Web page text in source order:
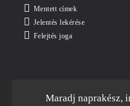
Mentett címek
Jelentés lekérése
Felejtés joga
Maradj naprakész,